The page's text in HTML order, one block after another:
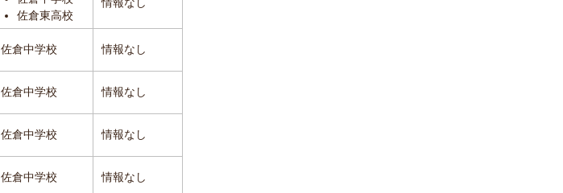
佐倉東高校
佐倉中学校 情報なし
佐倉中学校 情報なし
佐倉中学校 情報なし
佐倉中学校 情報なし